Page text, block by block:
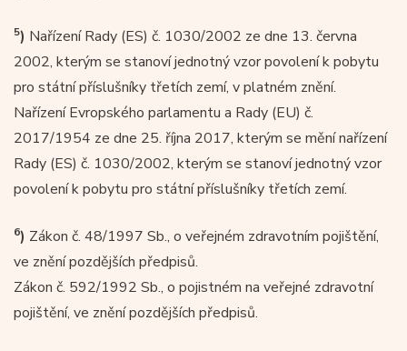
5) Nařízení Rady (ES) č. 1030/2002 ze dne 13. června
2002, kterým se stanoví jednotný vzor povolení k pobytu
pro státní příslušníky třetích zemí, v platném znění.
Nařízení Evropského parlamentu a Rady (EU) č.
2017/1954 ze dne 25. října 2017, kterým se mění nařízení
Rady (ES) č. 1030/2002, kterým se stanoví jednotný vzor
povolení k pobytu pro státní příslušníky třetích zemí.
6) Zákon č. 48/1997 Sb., o veřejném zdravotním pojištění,
ve znění pozdějších předpisů.
Zákon č. 592/1992 Sb., o pojistném na veřejné zdravotní
pojištění, ve znění pozdějších předpisů.